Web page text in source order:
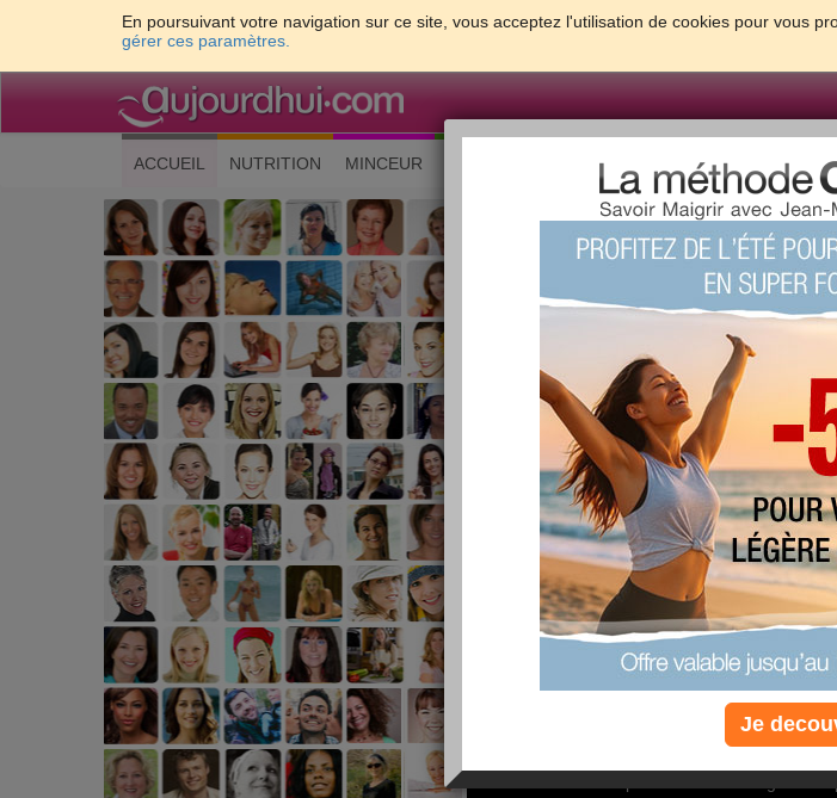
En poursuivant votre navigation sur ce site, vous acceptez l'utilisation de cookies pour vous
gérer ces paramètres.
ACCUEIL (current)
NUTRITION MINCEUR FORME & SANTE PSYCHO &
Les meilleures solutions pour
PLUS
EFFICACE
PLUS
Non, je préfère le
Je